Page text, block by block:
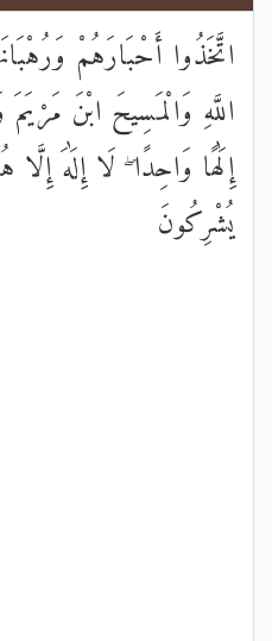
اتَّخَذُوا أَحْبَارَهُمْ
اللَّهِ وَالْمَسِيحَ ابْنَ مَرْيَمَ
إِلَٰهًا وَاحِدًا ۖ لَا إِلَٰهَ
يُشْرِكُونَ